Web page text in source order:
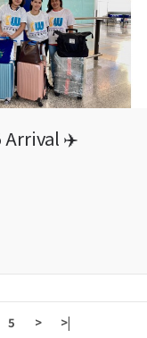
Arrival ✈️
5 > >|